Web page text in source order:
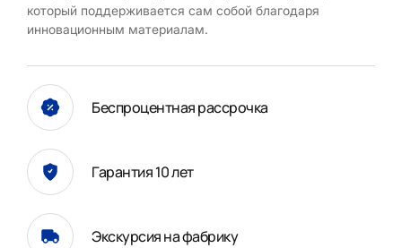
который поддерживается сам собой благодаря
инновационным материалам.
Беспроцентная рассрочка
Гарантия 10 лет
Экскурсия на фабрику